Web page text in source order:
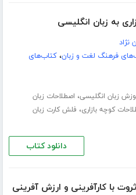
به زبان انگلیسی
نژاد
فرهنگ لغت و زبان،کتاب‌های
زبان انگلیسی، اصطلاحات زبان
کوچه بازاری، فلش کارت زبان
دانلود کتاب
با کارآفرینی و ارزش آفرینی